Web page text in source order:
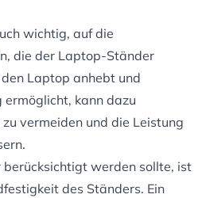
wichtig, auf die
die der Laptop-Ständer
Laptop anhebt und
kann dazu
vermeiden und die Leistung
berücksichtigt werden sollte, ist
des Ständers. Ein